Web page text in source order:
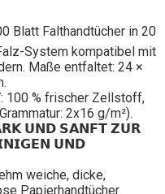
Falthandtücher in 20
System kompatibel mit
Maße entfaltet: 24 ×
% frischer Zellstoff,
2x16 g/m²).
𝗨𝗡𝗗 𝗦𝗔𝗡𝗙𝗧 𝗭𝗨𝗥
𝗨𝗡𝗗
weiche, dicke,
Papierhandtücher.